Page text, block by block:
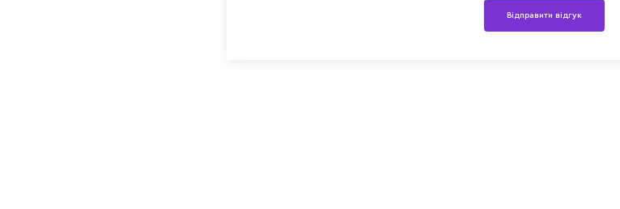
Відправити відгук